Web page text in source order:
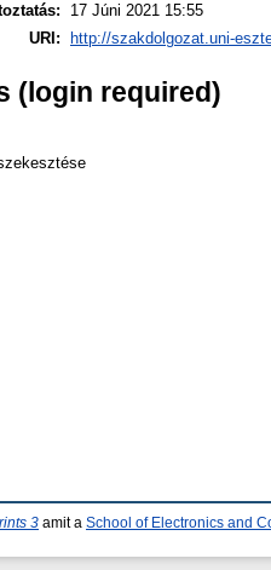
17 Júni 2021 15:55
URI:
http://szakdolgozat.uni-
(login required)
3 amit a School of Electronics and